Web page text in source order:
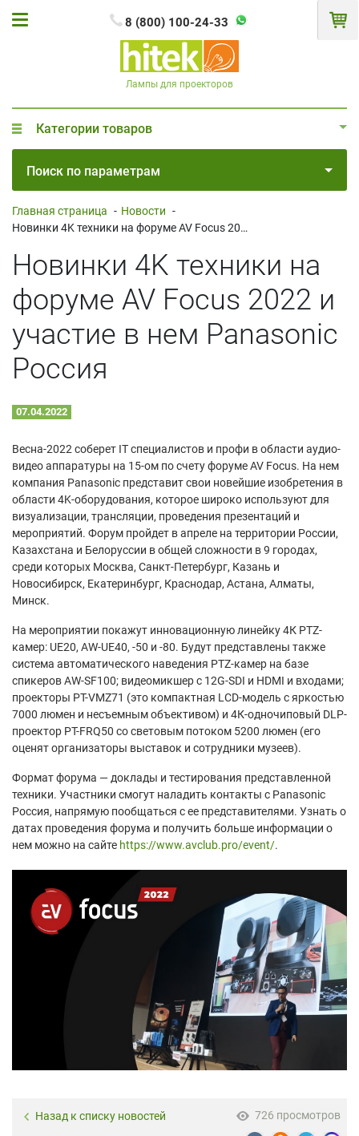
8 (800) 100-24-33
Лампы для проекторов
Категории товаров
Поиск по параметрам
Главная страница - Новости -
Новинки 4K техники на форуме AV Focus 2022 и участие в нем Panasonic Россия
Новинки 4K техники на
форуме AV Focus 2022 и
участие в нем Panasonic
Россия
07.04.2022
Весна-2022 соберет IT специалистов и профи в области аудио-
видео аппаратуры на 15-ом по счету форуме AV Focus. На нем
компания Panasonic представит свои новейшие изобретения в
области 4K-оборудования, которое широко используют для
визуализации, трансляции, проведения презентаций и
мероприятий. Форум пройдет в апреле на территории России,
Казахстана и Белоруссии в общей сложности в 9 городах,
среди которых Москва, Санкт-Петербург, Казань и
Новосибирск, Екатеринбург, Краснодар, Астана, Алматы,
Минск.
На мероприятии покажут инновационную линейку 4К PTZ-
камер: UE20, AW-UE40, -50 и -80. Будут представлены также
система автоматического наведения PTZ-камер на базе
спикеров AW-SF100; видеомикшер с 12G-SDI и HDMI и входами;
проекторы PT-VMZ71 (это компактная LCD-модель с яркостью
7000 люмен и несъемным объективом) и 4К-одночиповый DLP-
проектор PT-FRQ50 со световым потоком 5200 люмен (его
оценят организаторы выставок и сотрудники музеев).
Формат форума — доклады и тестирования представленной
техники. Участники смогут наладить контакты с Panasonic
Россия, напрямую пообщаться с ее представителями. Узнать о
датах проведения форума и получить больше информации о
нем можно на сайте https://www.avclub.pro/event/.
Назад к списку новостей
726 просмотров